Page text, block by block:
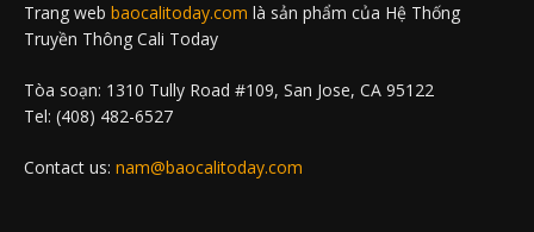
Trang web baocalitoday.com là sản phẩm của Hệ Thống
Truyền Thông Cali Today
Tòa soạn: 1310 Tully Road #109, San Jose, CA 95122
Tel: (408) 482-6527
Contact us: nam@baocalitoday.com